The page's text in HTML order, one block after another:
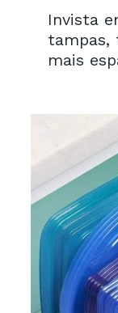
Invista
tampas,
mais